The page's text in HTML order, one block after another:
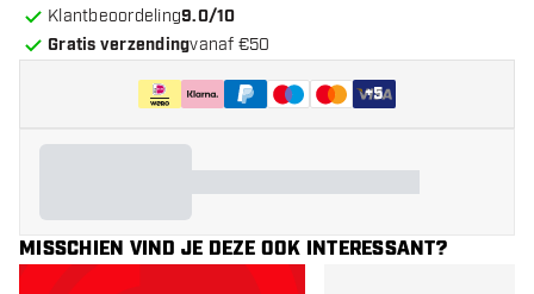
Klantbeoordeling9.0/10
Gratis verzendingvanaf €50
+5
MISSCHIEN VIND JE DEZE OOK INTERESSANT?